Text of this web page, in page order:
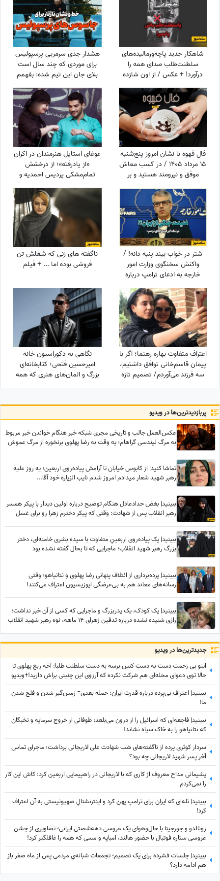
شاهکار جدید پاچه‌ورمالیده‌های
سلطنت‌طلب صدای همه را
درآورد! + عکس / از اون شازده
همچین طرفداری بعید نیست!
هشدار جدی سرمربی پرسپولیس
برای موردی که چند سال است
بلای جان این تیم شده: بفهمم
برخورد جدی می‌کنم
فال قهوه با نشان امروز پنج‌شنبه
15 مرداد 1405 / در کسب معاش
موفق و نیرومند هستید و بر
دشمنان غلبه می‌کنید مخصوصا
بر ...
غوغای استایل هنرمندان در اکران
«از یادرفته»؛ از درخشش
تمام‌مشکی پردیس احمدیه و
آزیتا حاجیان تا تیپ اسپورت
سینا مهراد و مجید مظفری
شتر در خواب بیند پنبه دانه! /
واکنش سخنگوی وزارت امور
خارجه به ادعای ترامپ درباره
ایران
ناگفته های زنی که شغلش تن
فروشی بوده اما ... + فیلم
اعتراف متفاوت بهاره رهنما؛ اگر با
پیمان قاسم‌خانی توافق داشتیم،
سه فرزند می‌آوردم/ تصمیم تازه
برای ازدواج
نگاهی به دکوراسیون خانه
امیرحسین فتحی؛ کتابخانه‌ای
بزرگ و المان‌های هنری که همه
را غافلگیر کرد/ بیخود نیست
پربازدید‌ترین‌ها در ویدیو
عکس‌العمل جالب و تاریخی مجری شبکه خبر هنگام خواندن خبر مربوط
به مرگ لیندسی گراهام؛ یه وقت به رضا پهلوی برنخوره از مرگ عموش
تماشا کنید| از کابوس خیابان تا آرامش پیاده‌روی اربعین؛ یه روز علیه
رهبر شهید شعار میدادم امروز شدم نایب الزیاره خود آقا...
ببینید| بغض حدادعادل هنگام توضیح درباره اولین دیدار با پیکر همسر
رهبر انقلاب پس از شهادت: وقتی که پیکر دخترم زهرا رو برای غسل
ببینید| یک پیاده‌روی اربعینِ متفاوت با سیده بشری خامنه‌ای، دختر
بزرگ رهبر شهید انقلاب؛ ماجرایی که تا بحال گفته نشده بود
ببینید| پرده‌برداری از ائتلاف پنهانی رضا پهلوی و نتانیاهو؛ وقتی
رسانه‌های معاند هم به بی‌عرضگی اپوزیسیون اعتراف می‌کنند!
ببینید| یک کودک، یک پدربزرگ و ماجرایی که کسی از آن خبر نداشت؛
رازی شنیده نشده درباره تدفین زهرای 14 ماهه، نوه رهبر شهید انقلاب
جدید‌ترین‌ها در ویدیو
اینو بی زحمت دست به دست کنین برسه به دست سلطنت طلبا؛ آخه ربع پهلوی تا
حالا توی دعوای محله‌ای هم شرکت نکرده که آرزوی این چنینی براش دارید!+ویدیو
ببینید| اعتراف بی‌پرده درباره قدرت ایران؛ حمله بعدی= زمین‌گیر شدن و فلج شدن
ما!
ببینید| فاجعه‌ای که اسرائیل را از درون می‌بلعد؛ طوفانی از خروج سرمایه و نخبگان
که نتانیاهو را به خاک سیاه نشاند!
سردار کوثری پرده از ناگفته‌های شب شهادت علی لاریجانی برداشت؛ ماجرای تماس
آخر پسر شهید لاریجانی چه بود؟
پشیمانی مداح معروف از کاری که با لاریجانی در راهپیمایی اربعین کرد: کاش این کار
را نمی‌کردم
ببینید| تله‌ای که ایران برای ترامپ پهن کرد و اینترنشنالِ صهیونیستی به آن اعتراف
کرد!
رونالدو و جورجینا با حال‌وهوای یک عروسی دهه‌شصتی ایرانی؛ تصاویری از جشن
عروسی ستاره فوتبال با حضور هالند، امباپه و مسی که همه را غافلگیر کرد!
ببینید| جلسات فشرده برای یک تصمیم؛ تجمعات شبانه‌یِ مردمی پس از ماه صفر باز
هم ادامه دارد؟